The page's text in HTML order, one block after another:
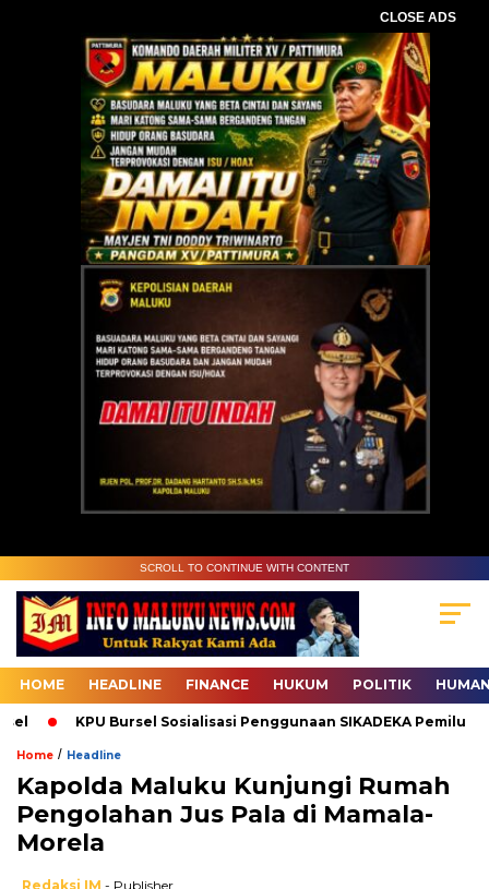
CLOSE ADS
SCROLL TO CONTINUE WITH CONTENT
HOME HEADLINE FINANCE HUKUM POLITIK
KPU Bursel Sosialisasi Penggunaan SIKADEKA Pemilu
Home / Headline
Kapolda Maluku Kunjungi Rumah
Pengolahan Jus Pala di Mamala-
Morela
Redaksi IM - Publisher